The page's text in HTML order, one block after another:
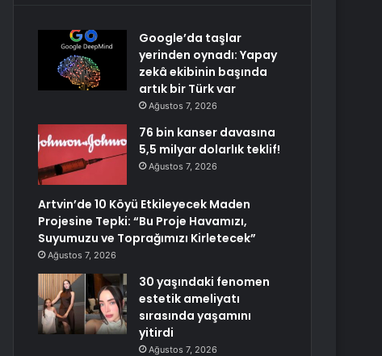
Google’da taşlar
yerinden oynadı: Yapay
zekâ ekibinin başında
artık bir Türk var
Ağustos 7, 2026
76 bin kanser davasına
5,5 milyar dolarlık teklif!
Ağustos 7, 2026
Artvin’de 10 Köyü Etkileyecek Maden
Projesine Tepki: “Bu Proje Havamızı,
Suyumuzu ve Toprağımızı Kirletecek”
Ağustos 7, 2026
30 yaşındaki fenomen
estetik ameliyatı
sırasında yaşamını
yitirdi
Ağustos 7, 2026